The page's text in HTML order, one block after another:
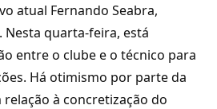
atual Fernando Seabra,
quarta-feira, está
entre o clube e o técnico para
Há otimismo por parte da
à concretização do